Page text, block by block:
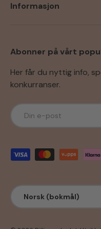
Informasjon
Abonner på vårt
Her får du nyttig info,
konkurranser.
E-post
Godkjente
Språk
Norsk (bokmål)